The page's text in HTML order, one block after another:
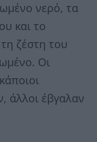
νερό, τα
και το
ζέστη του
Οι
άλλοι έβγαλαν